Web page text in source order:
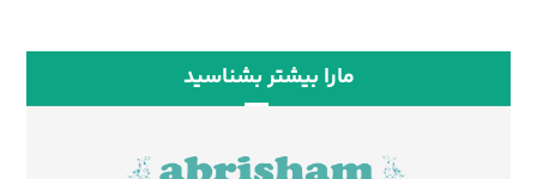
مارا بیشتر بشناسید